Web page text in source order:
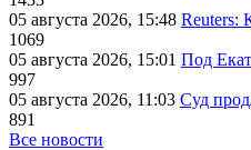
05 августа 2026, 15:48 Reuters:
1069
05 августа 2026, 15:01 Под
997
05 августа 2026, 11:03 Суд
891
Все новости